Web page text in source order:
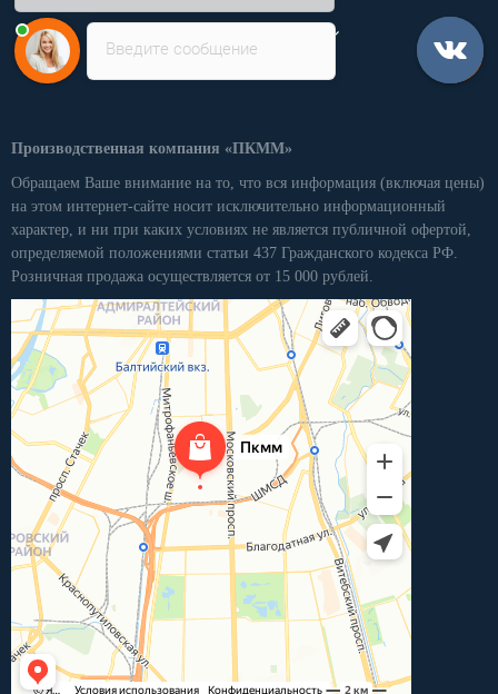
Производственная компания «ПКММ»
Обращаем Ваше внимание на то, что вся информация (включая цены)
на этом интернет-сайте носит исключительно информационный
характер, и ни при каких условиях не является публичной офертой,
определяемой положениями статьи 437 Гражданского кодекса РФ.
Розничная продажа осуществляется от 15 000 рублей.
Введите сообщение